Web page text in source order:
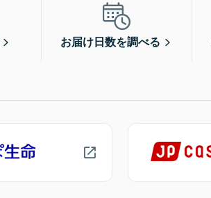
お届け日数を調べる